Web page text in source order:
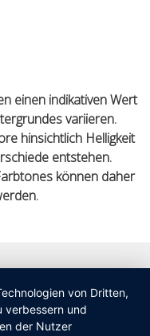
einen indikativen Wert
variieren.
hinsichtlich Helligkeit
entstehen.
können daher
von Dritten,
verbessern und
der Nutzer